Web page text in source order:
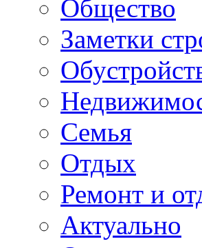
Общество
Заметки
Семья
Отдых
Ремонт и
Актуально